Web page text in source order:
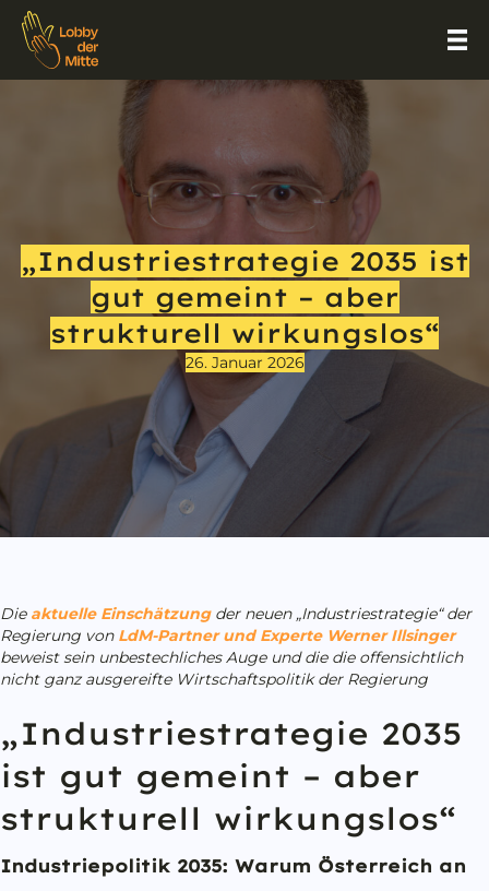
„Industriestrategie 2035 ist
gut gemeint – aber
strukturell wirkungslos“
26. Januar 2026
Die aktuelle Einschätzungder neuen „Industriestrategie“ der
Regierung von LdM-Partner und Experte Werner Illsinger
beweist sein unbestechliches Auge und die die offensichtlich
nicht ganz ausgereifte Wirtschaftspolitik der Regierung
„Industriestrategie 2035
ist gut gemeint – aber
strukturell wirkungslos“
Industriepolitik 2035: Warum Österreich an